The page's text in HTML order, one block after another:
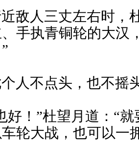
敌人三丈左右时，
手执青铜轮的大汉
人不点头，也不摇
好！”杜望月道：“
轮大战，也可以一